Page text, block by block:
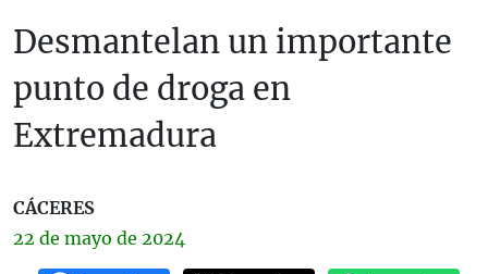
Desmantelan un importante
punto de droga en
Extremadura
CÁCERES
22 de mayo de 2024